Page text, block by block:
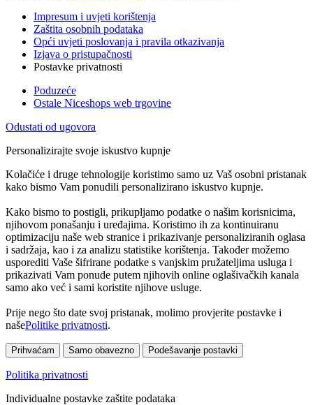
Impresum i uvjeti korištenja
Zaštita osobnih podataka
Opći uvjeti poslovanja i pravila otkazivanja
Izjava o pristupačnosti
Postavke privatnosti
Poduzeće
Ostale Niceshops web trgovine
Odustati od ugovora
Personalizirajte svoje iskustvo kupnje
Kolačiće i druge tehnologije koristimo samo uz Vaš osobni pristanak
kako bismo Vam ponudili personalizirano iskustvo kupnje.
Kako bismo to postigli, prikupljamo podatke o našim korisnicima,
njihovom ponašanju i uređajima. Koristimo ih za kontinuiranu
optimizaciju naše web stranice i prikazivanje personaliziranih oglasa
i sadržaja, kao i za analizu statistike korištenja. Također možemo
usporediti Vaše šifrirane podatke s vanjskim pružateljima usluga i
prikazivati Vam ponude putem njihovih online oglašivačkih kanala
samo ako već i sami koristite njihove usluge.
Prije nego što date svoj pristanak, molimo provjerite postavke i
našePolitike privatnosti.
Prihvaćam Samo obavezno Podešavanje postavki
Politika privatnosti
Individualne postavke zaštite podataka